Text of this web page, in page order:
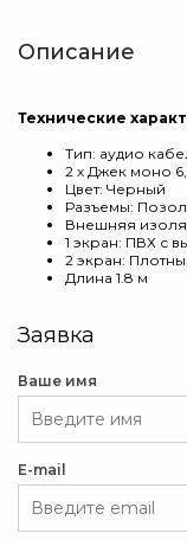
Описание
Технические
Тип: аудио
2 х Джек моно
Цвет: Черный
Разъемы:
Внешняя
1 экран: ПВХ с
2 экран:
Длина 1.8 м
Заявка
Ваше имя
E-mail